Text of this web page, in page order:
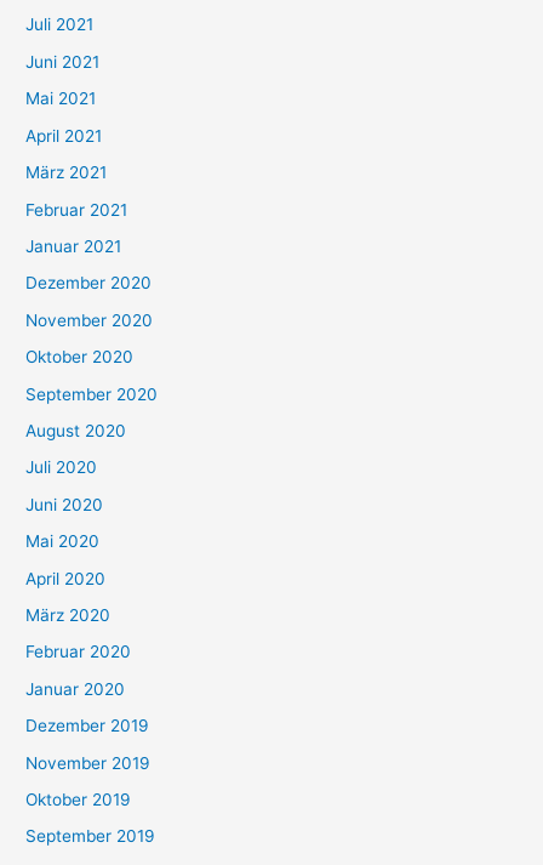
a
c
h
:
Juli 2021
Juni 2021
Mai 2021
April 2021
März 2021
Februar 2021
Januar 2021
Dezember 2020
November 2020
Oktober 2020
September 2020
August 2020
Juli 2020
Juni 2020
Mai 2020
April 2020
März 2020
Februar 2020
Januar 2020
Dezember 2019
November 2019
Oktober 2019
September 2019